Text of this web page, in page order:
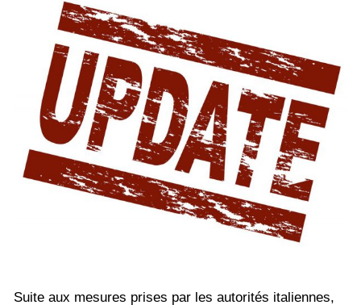
Suite aux mesures prises par les autorités italiennes,